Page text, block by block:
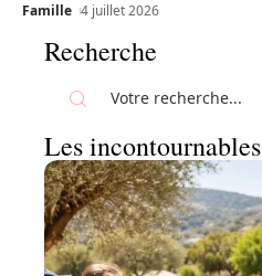
Famille 4 juillet 2026
Recherche
Les incontournables